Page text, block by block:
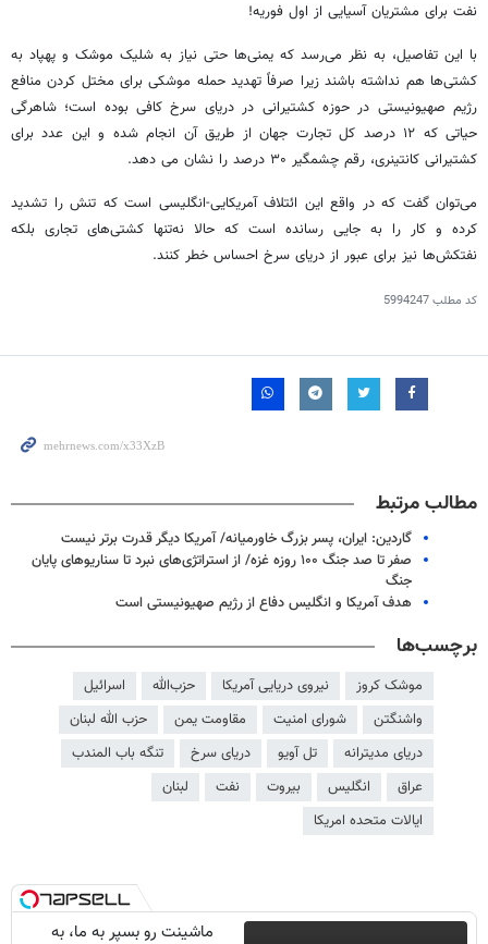
نفت برای مشتریان آسیایی از اول فوریه!
با این تفاصیل، به نظر می‌رسد که یمنی‌ها حتی نیاز به شلیک موشک و پهپاد به
کشتی‌ها هم نداشته باشند زیرا صرفاً تهدید حمله موشکی برای مختل کردن منافع
رژیم صهیونیستی در حوزه کشتیرانی در دریای سرخ کافی بوده است؛ شاهرگی
حیاتی که ۱۲ درصد کل تجارت جهان از طریق آن انجام شده و این عدد برای
کشتیرانی کانتینری، رقم چشمگیر ۳۰ درصد را نشان می دهد.
می‌توان گفت که در واقع این ائتلاف آمریکایی-انگلیسی است که تنش را تشدید
کرده و کار را به جایی رسانده است که حالا نه‌تنها کشتی‌های تجاری بلکه
نفتکش‌ها نیز برای عبور از دریای سرخ احساس خطر کنند.
کد مطلب5994247
مطالب مرتبط
گاردین: ایران، پسر بزرگ خاورمیانه/ آمریکا دیگر قدرت برتر نیست
صفر تا صد جنگ ۱۰۰ روزه غزه/ از استراتژی‌های نبرد تا سناریوهای پایان
جنگ
هدف آمریکا و انگلیس دفاع از رژیم صهیونیستی است
برچسب‌ها
موشک کروز نیروی دریایی آمریکا حز‌ب‌الله
اسرائیل
واشنگتن
شورای امنیت مقاومت یمن
حزب الله لبنان
دریای مدیترانه
تل آویو دریای سرخ
تنگه باب المندب
عراق
انگلیس بیروت نفت
لبنان
ایالات متحده امریکا
ماشینت رو بسپر به ما، به